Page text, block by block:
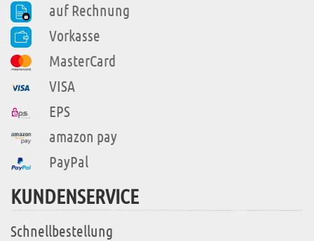
auf Rechnung
Vorkasse
MasterCard
VISA
EPS
amazon pay
PayPal
KUNDENSERVICE
Schnellbestellung